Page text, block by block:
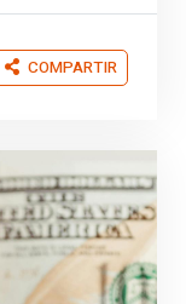
COMPARTIR